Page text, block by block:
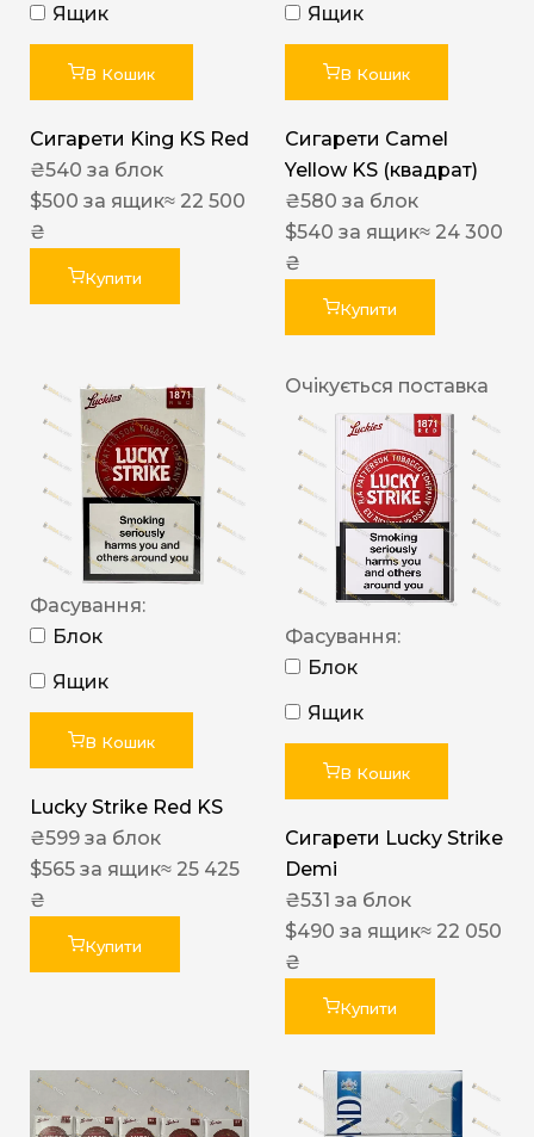
Ящик
В Кошик
Сигарети King KS Red
₴540 за блок
$500 за ящик≈ 22 500
₴
Купити
Ящик
В Кошик
Сигарети Camel
Yellow KS (квадрат)
₴580 за блок
$540 за ящик≈ 24 300
₴
Купити
Фасування:
Блок
Ящик
В Кошик
Lucky Strike Red KS
₴599 за блок
$565 за ящик≈ 25 425
₴
Купити
Очікується поставка
Фасування:
Блок
Ящик
В Кошик
Сигарети Lucky Strike
Demi
₴531 за блок
$490 за ящик≈ 22 050
₴
Купити